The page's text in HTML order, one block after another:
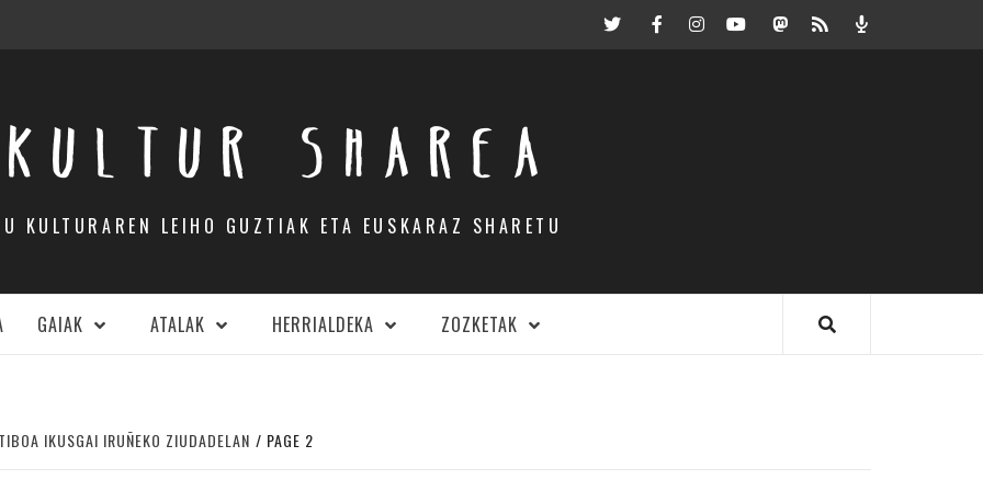
TwitterFacebookInstagramYoutubeMastodon.eus
RSS Podcast
KULTUR SHAREA
KULTURAREN LEIHO GUZTIAK ETA EUSKARAZ SHARETU
GAIAK ATALAK HERRIALDEKA ZOZKETAK
IKUSGAI IRUÑEKO ZIUDADELAN PAGE 2